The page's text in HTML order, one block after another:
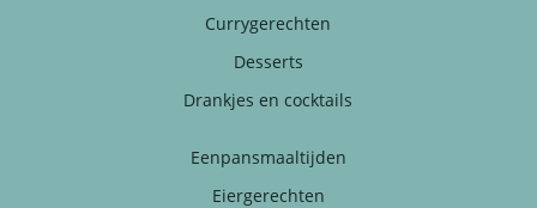
Currygerechten
Desserts
Drankjes en cocktails
Eenpansmaaltijden
Eiergerechten